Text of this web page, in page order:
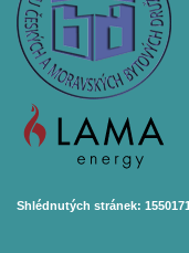
Shlédnutých stránek: